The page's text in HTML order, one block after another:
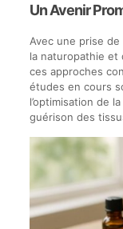
Un Avenir
Avec une prise
la naturopathie et
ces approches
études en cours
l’optimisation de
guérison des